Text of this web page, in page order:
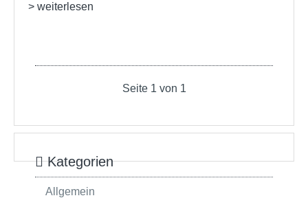
> weiterlesen
Seite 1 von 1
Kategorien
Allgemein